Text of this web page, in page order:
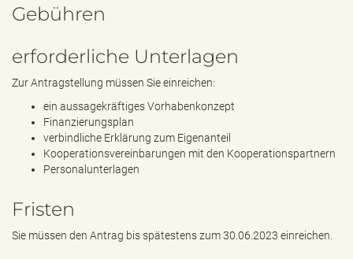
Gebühren
erforderliche Unterlagen
Zur Antragstellung müssen Sie einreichen:
ein aussagekräftiges Vorhabenkonzept
Finanzierungsplan
verbindliche Erklärung zum Eigenanteil
Kooperationsvereinbarungen mit den Kooperationspartnern
Personalunterlagen
Fristen
Sie müssen den Antrag bis spätestens zum 30.06.2023 einreichen.